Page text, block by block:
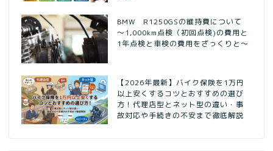
BMW R1250GSの維持費について
～1,000km点検（初回点検)の費用と
1年点検と車検の費用をざっくりと～
【2026年最新】バイク保険を1万円
以上安くするコツとおすすめの選び
方！代理店型とネット型の違い・事
故対応や手続きの不安まで徹底解説